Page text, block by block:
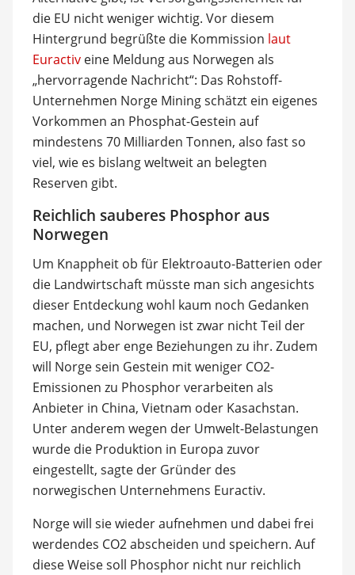
die EU nicht weniger wichtig. Vor diesem
Hintergrund begrüßte die Kommission laut
Euractiveine Meldung aus Norwegen als
„hervorragende Nachricht“: Das Rohstoff-
Unternehmen Norge Mining schätzt ein eigenes
Vorkommen an Phosphat-Gestein auf
mindestens 70 Milliarden Tonnen, also fast so
viel, wie es bislang weltweit an belegten
Reserven gibt.
Reichlich sauberes Phosphor aus
Norwegen
Um Knappheit ob für Elektroauto-Batterien oder
die Landwirtschaft müsste man sich angesichts
dieser Entdeckung wohl kaum noch Gedanken
machen, und Norwegen ist zwar nicht Teil der
EU, pflegt aber enge Beziehungen zu ihr. Zudem
will Norge sein Gestein mit weniger CO2-
Emissionen zu Phosphor verarbeiten als
Anbieter in China, Vietnam oder Kasachstan.
Unter anderem wegen der Umwelt-Belastungen
wurde die Produktion in Europa zuvor
eingestellt, sagte der Gründer des
norwegischen Unternehmens Euractiv.
Norge will sie wieder aufnehmen und dabei frei
werdendes CO2 abscheiden und speichern. Auf
diese Weise soll Phosphor nicht nur reichlich